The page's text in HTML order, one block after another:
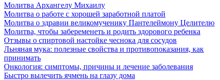
Молитва Архангелу Михаилу
Молитва о работе с хорошей заработной платой
Молитва о здравии великомученику Пантелеймону Целителю
Молитва, чтобы забеременеть и родить здорового ребенка
Отзывы о спиртовой настойке чеснока для сосудов
Льняная мука: полезные свойства и противопоказания, как
принимать
Онкология: симптомы, причины и лечение заболевания
Быстро вылечить ячмень на глазу дома